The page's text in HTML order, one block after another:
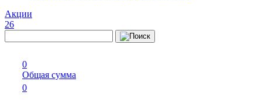
Акции
26
0
Общая сумма
0